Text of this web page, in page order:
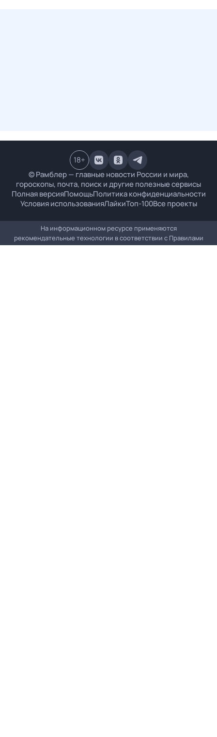
© Рамблер — главные новости России и мира,
гороскопы, почта, поиск и другие полезные сервисы
Полная версияПомощьПолитика конфиденциальности
Условия использованияЛайкиТоп-100Все проекты
18+
На информационном ресурсе применяются
рекомендательные технологии в соответствии с Правилами